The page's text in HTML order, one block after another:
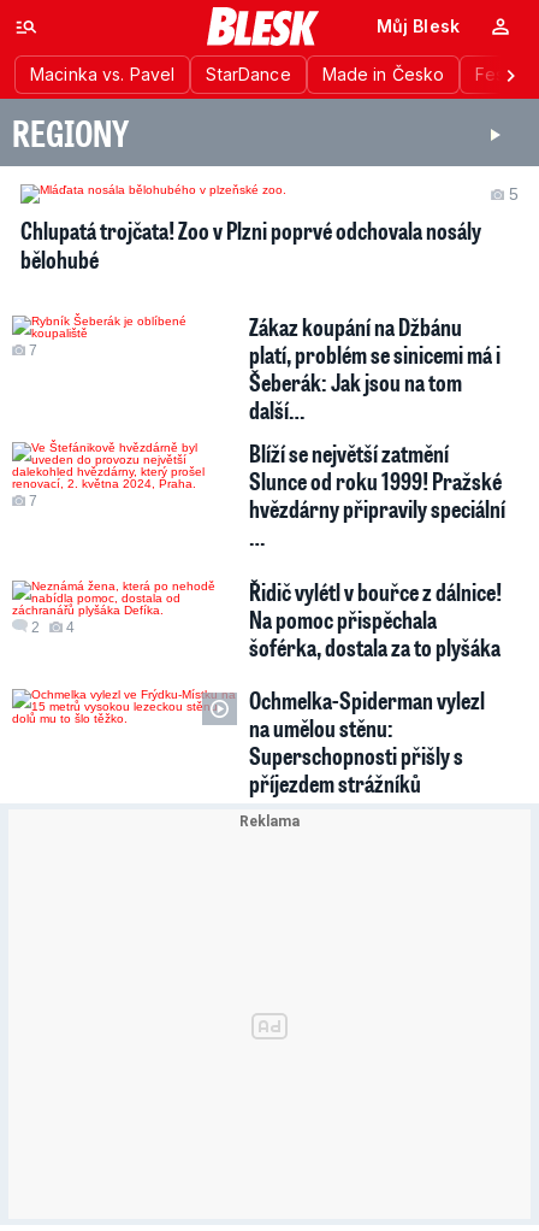
Macinka vs. Pavel StarDance Made in Česko
Můj Blesk
REGIONY
5
Chlupatá trojčata! Zoo v Plzni poprvé odchovala nosály
bělohubé
7
Zákaz koupání na Džbánu
platí, problém se sinicemi má i
Šeberák: Jak jsou na tom
další…
7
Blíží se největší zatmění
Slunce od roku 1999! Pražské
hvězdárny připravily speciální
…
2 4
Řidič vylétl v bouřce z dálnice!
Na pomoc přispěchala
šoférka, dostala za to plyšáka
Ochmelka-Spiderman vylezl
na umělou stěnu:
Superschopnosti přišly s
příjezdem strážníků